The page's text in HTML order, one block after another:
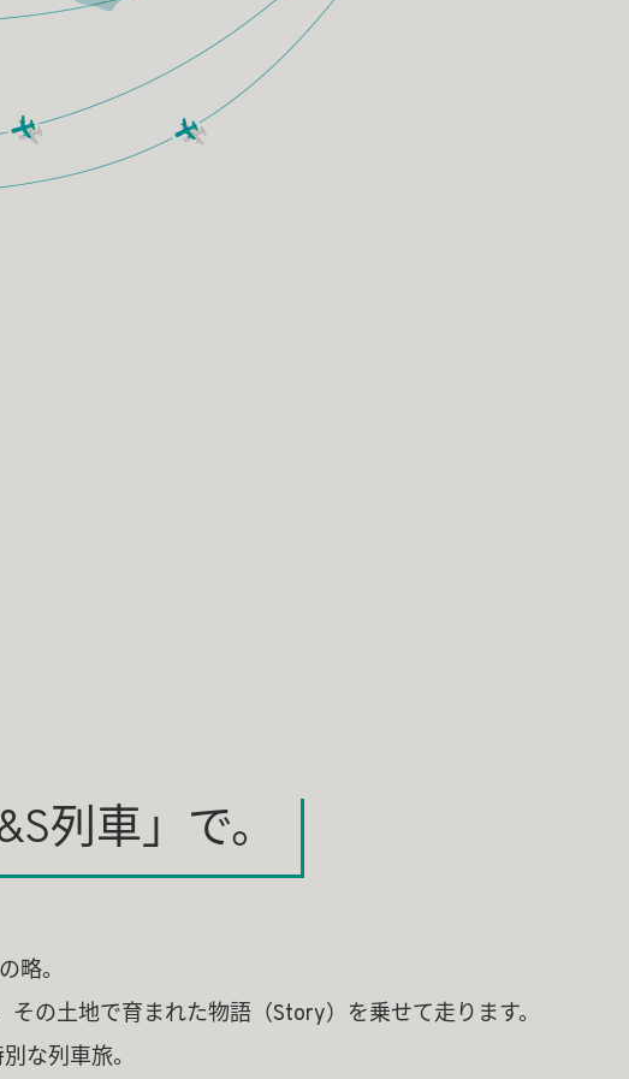
列車」で。
略。
の土地で育まれた物語（Story）を乗せて走ります。
な列車旅。